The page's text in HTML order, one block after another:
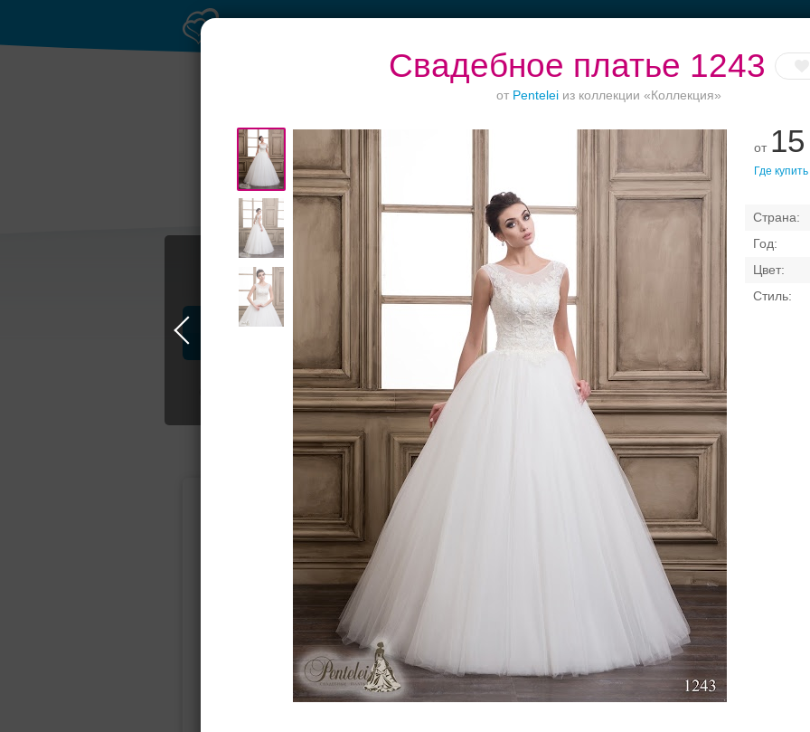
Свадебное платье 1243
от Penteleiиз коллекции «Коллекция»
от
Где купить
Торжества за
городом
Профессионалы и услуги Свадебные платья
Свадебные платья
Подбор свадебного платья
Прямое Бальное